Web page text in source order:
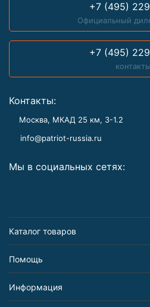
+7 (495)
Официальный
+7 (495)
контакты
Контакты:
Москва, МКАД 25 км, З-1.2
info@patriot-russia.ru
Мы в социальных сетях:
Каталог товаров
Помощь
Информация